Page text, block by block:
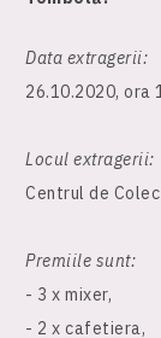
Data extragerii:
26.10.2020, ora
Locul extragerii:
Centrul de
Premiile sunt:
- 3 x mixer,
- 2 x cafetiera,